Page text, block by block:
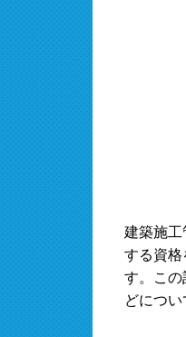
建築施工
する資格
す。この
どについ